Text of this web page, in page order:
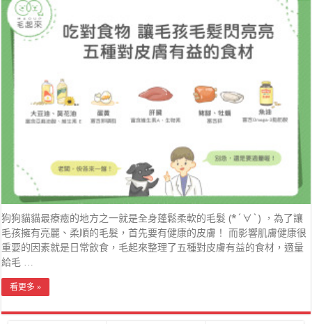
狗狗貓貓最療癒的地方之一就是全身蓬鬆柔軟的毛髮 (*´∀`) ，為了讓
毛孩擁有亮麗、柔順的毛髮，首先要有健康的皮膚！ 而影響肌膚健康很
重要的因素就是日常飲食，毛起來整理了五種對皮膚有益的食材，適量
給毛 …
看更多 »